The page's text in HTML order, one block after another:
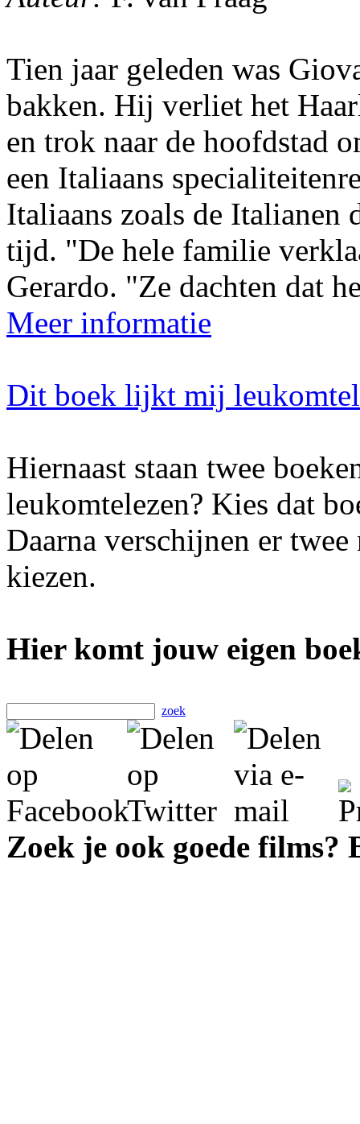
Tien jaar geleden was
bakken. Hij verliet het
en trok naar de hoofdstad
een Italiaans
Italiaans zoals de Italianen
tijd. "De hele familie
Gerardo. "Ze dachten dat
Meer informatie
Dit boek lijkt mij
Hiernaast staan twee
leukomtelezen? Kies dat
Daarna verschijnen er
kiezen.
Hier komt jouw eigen
zoek
Zoek je ook goede films?